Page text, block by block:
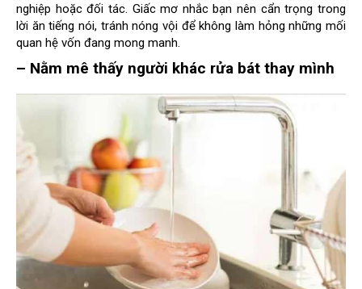
nghiệp hoặc đối tác. Giấc mơ nhắc bạn nên cẩn trọng trong
lời ăn tiếng nói, tránh nóng vội để không làm hỏng những mối
quan hệ vốn đang mong manh.
– Nằm mê thấy người khác rửa bát thay mình